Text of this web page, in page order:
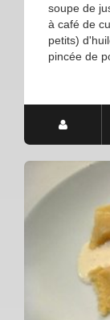
soupe de
à café de
petits)
pincée de